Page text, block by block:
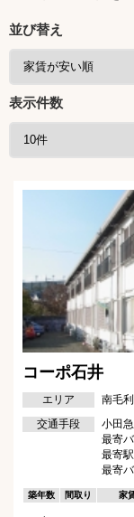
並び替え
表示件数
コーポ石井
エリア
南毛
交通手段
小田
最寄
最寄
最寄
築年数 間取り 家